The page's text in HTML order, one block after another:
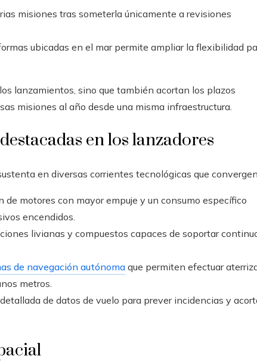
misiones tras someterla únicamente a revisiones
ubicadas en el mar permite ampliar la flexibilidad
lanzamientos, sino que también acortan los plazos
misiones al año desde una misma infraestructura.
en los lanzadores
en diversas corrientes tecnológicas que
de motores con mayor empuje y un consumo específico
encendidos.
livianas y compuestos capaces de soportar
de navegación autónoma que permiten efectuar
metros.
de datos de vuelo para prever incidencias y